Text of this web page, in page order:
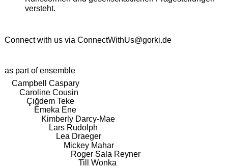
versteht.
Connect with us via ConnectWithUs@gorki.de
as part of ensemble
Campbell Caspary
Caroline Cousin
Çiğdem Teke
Emeka Ene
Kimberly Darcy-Mae
Lars Rudolph
Lea Draeger
Mickey Mahar
Roger Sala Reyner
Till Wonka